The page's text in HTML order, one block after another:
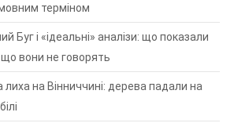
терміном
Буг і «ідеальні» аналізи: що показали
вони не говорять
на Вінниччині: дерева падали на